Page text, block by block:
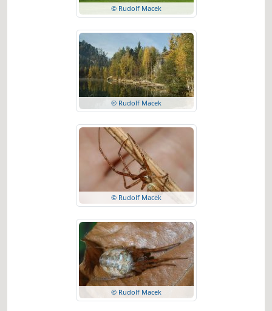
© Rudolf Macek
© Rudolf Macek
© Rudolf Macek
© Rudolf Macek